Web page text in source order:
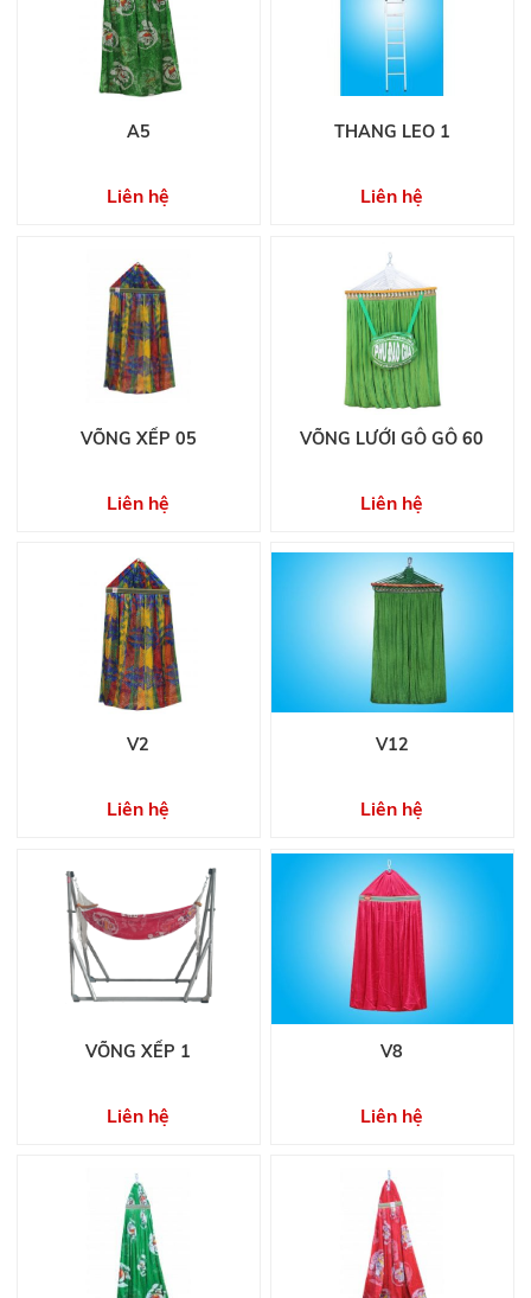
A5
Liên hệ
THANG LEO 1
Liên hệ
VÕNG XẾP 05
Liên hệ
VÕNG LƯỚI GỖ GỖ 60
Liên hệ
V2
Liên hệ
V12
Liên hệ
VÕNG XẾP 1
Liên hệ
V8
Liên hệ